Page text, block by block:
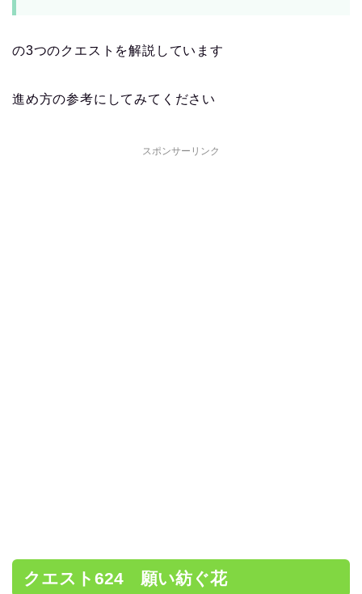
の3つのクエストを解説しています
進め方の参考にしてみてください
スポンサーリンク
クエスト624 願い紡ぐ花